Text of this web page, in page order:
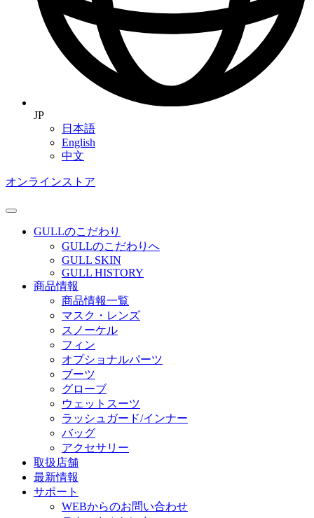
JP
日本語
English
中文
オンラインストア
GULLのこだわり
GULLのこだわりへ
GULL SKIN
GULL HISTORY
商品情報
商品情報一覧
マスク・レンズ
スノーケル
フィン
オプショナルパーツ
ブーツ
グローブ
ウェットスーツ
ラッシュガード/インナー
バッグ
アクセサリー
取扱店舗
最新情報
サポート
WEBからのお問い合わせ